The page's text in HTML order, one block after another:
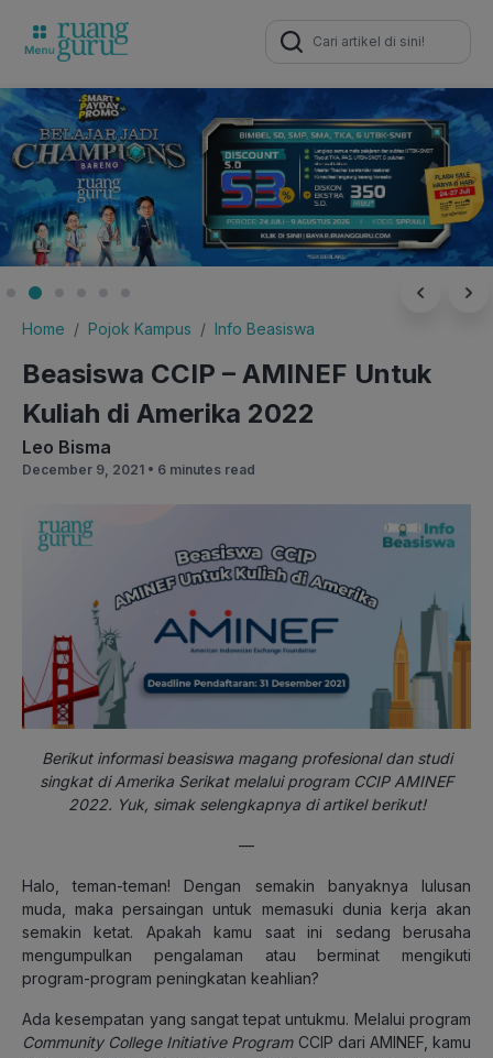
Search
for:
Home Pojok Kampus Info Beasiswa
Beasiswa CCIP – AMINEF Untuk
Kuliah di Amerika 2022
Leo Bisma
December 9, 2021 • 6 minutes read
Berikut informasi beasiswa magang profesional dan studi
singkat di Amerika Serikat melalui program CCIP AMINEF
2022. Yuk, simak selengkapnya di artikel berikut!
—
Halo, teman-teman! Dengan semakin banyaknya lulusan
muda, maka persaingan untuk memasuki dunia kerja akan
semakin ketat. Apakah kamu saat ini sedang berusaha
mengumpulkan pengalaman atau berminat mengikuti
program-program peningkatan keahlian?
Ada kesempatan yang sangat tepat untukmu. Melalui program
Community College Initiative Program CCIP dari AMINEF, kamu